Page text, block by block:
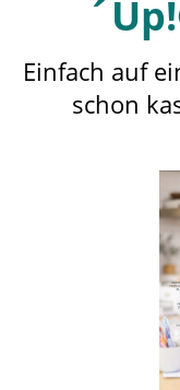
Einfach auf
schon